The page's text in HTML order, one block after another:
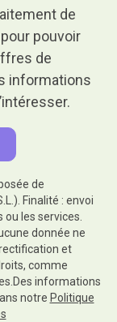
de
pouvoir
de
informations
de
Finalité : envoi
les services.
donnée ne
et
comme
informations
notre Politique